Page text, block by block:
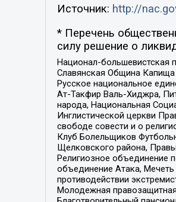
Источник: http://
* Перечень
силу решение о
Национал-большевистская
Славянская Община
Русское национальное
Ат-Такфир Валь-Хиджра,
народа, Национальная
Инглистической церкви
свободе совести и о
Клуб Болельщиков
Щелковского района,
Религиозное объединение
объединение Атака,
противодействии
Молодежная